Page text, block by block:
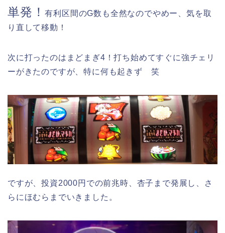
単発！有利区間のG数も全然なのでやめー、気を取
り直して移動！
次に打ったのはまどまぎ4！打ち始めてすぐに強チェリ
ーがきたのですが、特に何も起きず 笑
ですが、投資2000円での前兆時、杏子まで発展し、さ
らにほむらまでいきました。